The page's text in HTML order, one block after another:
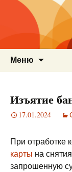
Меню
Изъятие
17.01.2024
При отработке
карты на
запрошенную